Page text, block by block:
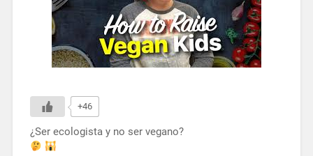
+46
¿Ser ecologista y no ser vegano?